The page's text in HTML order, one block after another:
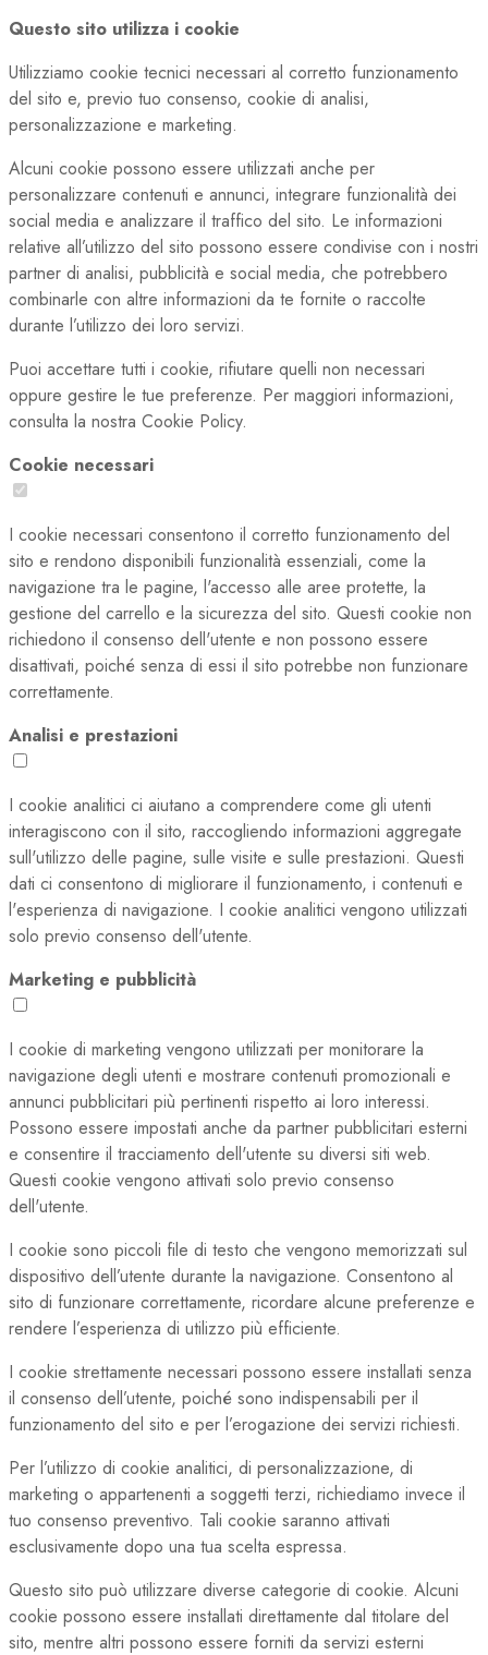
Questo sito utilizza i cookie
Utilizziamo cookie tecnici necessari al corretto funzionamento
del sito e, previo tuo consenso, cookie di analisi,
personalizzazione e marketing.
Alcuni cookie possono essere utilizzati anche per
personalizzare contenuti e annunci, integrare funzionalità dei
social media e analizzare il traffico del sito. Le informazioni
relative all’utilizzo del sito possono essere condivise con i nostri
partner di analisi, pubblicità e social media, che potrebbero
combinarle con altre informazioni da te fornite o raccolte
durante l’utilizzo dei loro servizi.
Puoi accettare tutti i cookie, rifiutare quelli non necessari
oppure gestire le tue preferenze. Per maggiori informazioni,
consulta la nostra Cookie Policy.
Cookie necessari
I cookie necessari consentono il corretto funzionamento del
sito e rendono disponibili funzionalità essenziali, come la
navigazione tra le pagine, l'accesso alle aree protette, la
gestione del carrello e la sicurezza del sito. Questi cookie non
richiedono il consenso dell'utente e non possono essere
disattivati, poiché senza di essi il sito potrebbe non funzionare
correttamente.
Analisi e prestazioni
I cookie analitici ci aiutano a comprendere come gli utenti
interagiscono con il sito, raccogliendo informazioni aggregate
sull'utilizzo delle pagine, sulle visite e sulle prestazioni. Questi
dati ci consentono di migliorare il funzionamento, i contenuti e
l'esperienza di navigazione. I cookie analitici vengono utilizzati
solo previo consenso dell'utente.
Marketing e pubblicità
I cookie di marketing vengono utilizzati per monitorare la
navigazione degli utenti e mostrare contenuti promozionali e
annunci pubblicitari più pertinenti rispetto ai loro interessi.
Possono essere impostati anche da partner pubblicitari esterni
e consentire il tracciamento dell'utente su diversi siti web.
Questi cookie vengono attivati solo previo consenso
dell'utente.
I cookie sono piccoli file di testo che vengono memorizzati sul
dispositivo dell’utente durante la navigazione. Consentono al
sito di funzionare correttamente, ricordare alcune preferenze e
rendere l’esperienza di utilizzo più efficiente.
I cookie strettamente necessari possono essere installati senza
il consenso dell’utente, poiché sono indispensabili per il
funzionamento del sito e per l’erogazione dei servizi richiesti.
Per l’utilizzo di cookie analitici, di personalizzazione, di
marketing o appartenenti a soggetti terzi, richiediamo invece il
tuo consenso preventivo. Tali cookie saranno attivati
esclusivamente dopo una tua scelta espressa.
Questo sito può utilizzare diverse categorie di cookie. Alcuni
cookie possono essere installati direttamente dal titolare del
sito, mentre altri possono essere forniti da servizi esterni